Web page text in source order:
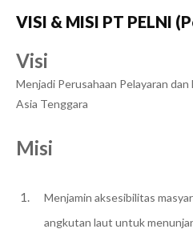
VISI & MISI PT PELNI
Visi
Menjadi Perusahaan Pelayaran
Asia Tenggara
Misi
Menjamin aksesibilitas
angkutan laut untuk